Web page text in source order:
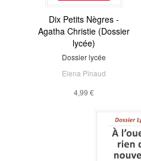
Dix Petits Nègres -
Agatha Christie (Dossier
lycée)
Dossier lycée
Elena Pinaud
4,99 €